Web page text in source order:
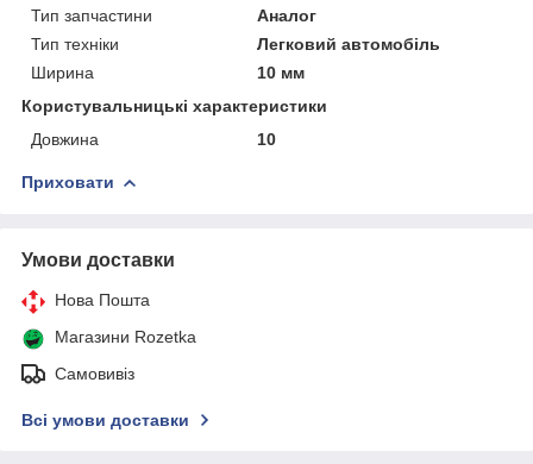
Тип запчастини
Аналог
Тип техніки
Легковий автомобіль
Ширина
10 мм
Користувальницькі характеристики
Довжина
10
Приховати
Умови доставки
Нова Пошта
Магазини Rozetka
Самовивіз
Всі умови доставки